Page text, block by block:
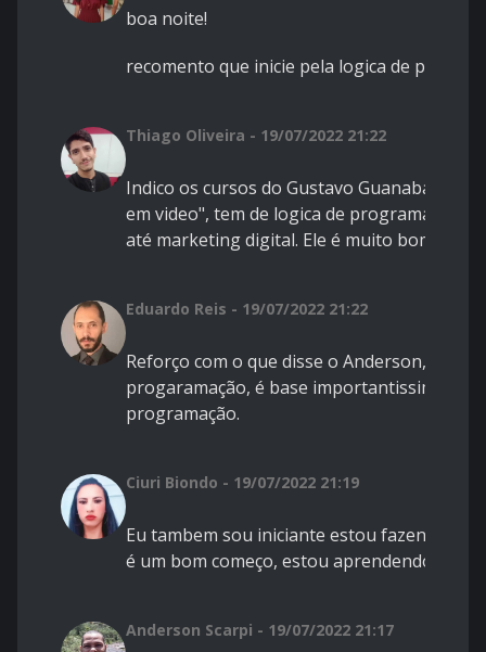
boa noite!
recomento que inicie pela logica de
Thiago Oliveira - 19/07/2022 21:22
Indico os cursos do Gustavo Guanabara no
em video", tem de logica de programação
até marketing digital. Ele é muito bom!!
Eduardo Reis - 19/07/2022 21:22
Reforço com o que disse o Anderson,
progaramação, é base importantissima
programação.
Ciuri Biondo - 19/07/2022 21:19
Eu tambem sou iniciante estou fazendo
é um bom começo, estou aprendendo
Anderson Scarpi - 19/07/2022 21:17